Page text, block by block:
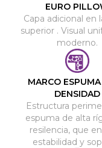
EURO
Capa adicional en
superior . Visual
moderno.
MARCO
DENSIDAD
Estructura
espuma de alta
resilencia, que
estabilidad y